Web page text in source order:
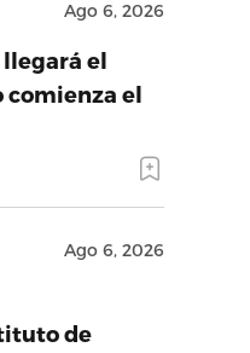
Ago 6, 2026
llegará el
comienza el
Ago 6, 2026
de